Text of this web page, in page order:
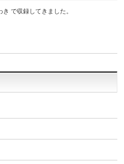
で収録してきました。